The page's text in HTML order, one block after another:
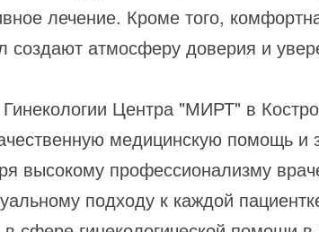
лечение. Кроме того,
создают атмосферу доверия и
Центра "МИРТ" в
медицинскую помощь и
высокому профессионализму
подходу к каждой